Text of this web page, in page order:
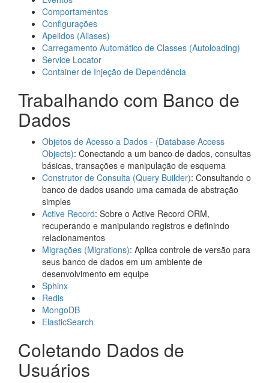
Comportamentos
Configurações
Apelidos (Aliases)
Carregamento Automático de Classes (Autoloading)
Service Locator
Container de Injeção de Dependência
Trabalhando com Banco de
Dados
Objetos de Acesso a Dados - (Database Access
Objects): Conectando a um banco de dados, consultas
básicas, transações e manipulação de esquema
Construtor de Consulta (Query Builder): Consultando o
banco de dados usando uma camada de abstração
simples
Active Record: Sobre o Active Record ORM,
recuperando e manipulando registros e definindo
relacionamentos
Migrações (Migrations): Aplica controle de versão para
seus banco de dados em um ambiente de
desenvolvimento em equipe
Sphinx
Redis
MongoDB
ElasticSearch
Coletando Dados de
Usuários